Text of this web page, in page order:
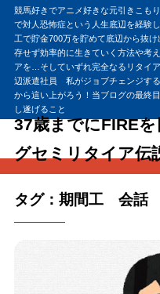
競馬好きでアニメ好きな元引きこも
で対人恐怖症という人生底辺を経験
工で貯金700万を貯めて底辺から抜
存せず効率的に生きていく方法や考
アを…そしていずれ完全なるリタイ
辺派遣社員 私がジョブチェンジす
から這い上がろう！当ブログの最終
し遂げること
37歳までにFIRE
グセミリタイア伝
タグ：期間工 会話